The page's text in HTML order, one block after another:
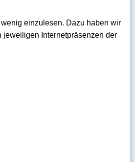
einzulesen. Dazu haben wir
jeweiligen Internetpräsenzen der